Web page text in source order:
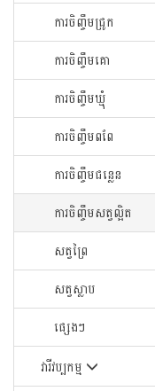
ការចិញ្ចឹមជ្រូក
ការចិញ្ចឹមគោ
ការចិញ្ចឹមឃ្មុំ
ការចិញ្ចឹមពពែ
ការចិញ្ចឹមជន្លេន
ការចិញ្ចឹមសត្វល្អិត
សត្វព្រៃ
សត្វស្លាប
ផ្សេងៗ
វារីវប្បកម្ម